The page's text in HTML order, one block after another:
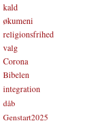
kald
økumeni
religionsfrihed
valg
Corona
Bibelen
integration
dåb
Genstart2025